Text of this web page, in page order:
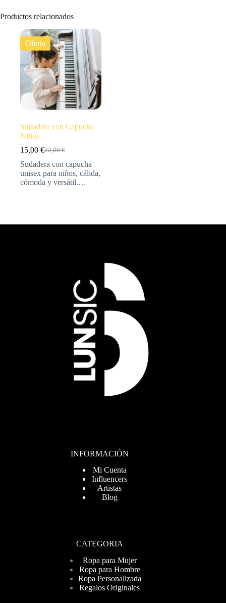
Productos relacionados
Oferta
Sudadera con Capucha
Niños
22,00€
15,00 €
Sudadera con capucha
unisex para niños, cálida,
cómoda y versátil.…
INFORMACIÓN
Mi Cuenta
Influencers
Artistas
Blog
CATEGORIA
Ropa para Mujer
Ropa para Hombre
Ropa Personalizada
Regalos Originales